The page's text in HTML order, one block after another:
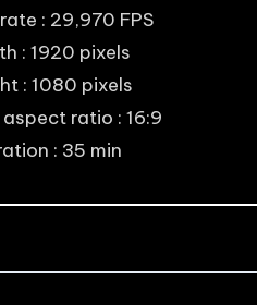
: 29,970 FPS
: 1920 pixels
: 1080 pixels
ratio : 16:9
: 35 min